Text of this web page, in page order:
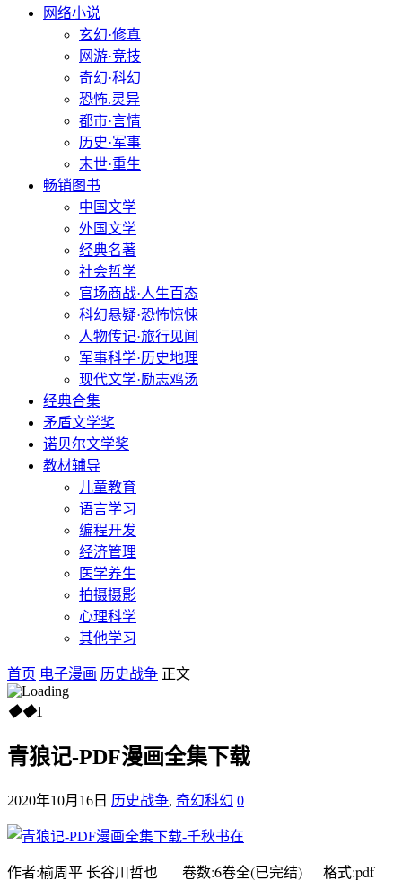
网络小说
玄幻·修真
网游·竞技
奇幻·科幻
恐怖.灵异
都市·言情
历史·军事
末世·重生
畅销图书
中国文学
外国文学
经典名著
社会哲学
官场商战·人生百态
科幻悬疑·恐怖惊悚
人物传记·旅行见闻
军事科学·历史地理
现代文学·励志鸡汤
经典合集
矛盾文学奖
诺贝尔文学奖
教材辅导
儿童教育
语言学习
编程开发
经济管理
医学养生
拍摄摄影
心理科学
其他学习
首页 电子漫画 历史战争 正文
◆◆1
青狼记-PDF漫画全集下载
2020年10月16日 历史战争, 奇幻科幻 0
作者:榆周平 长谷川哲也 卷数:6卷全(已完结) 格式:pdf